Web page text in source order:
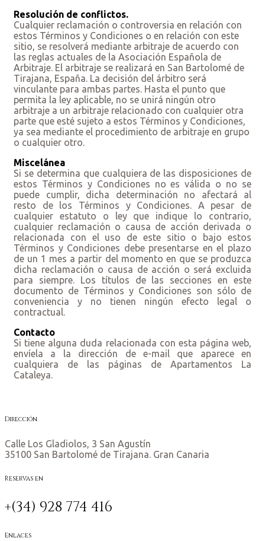
Resolución de conflictos.
Cualquier reclamación o controversia en relación con
estos Términos y Condiciones o en relación con este
sitio, se resolverá mediante arbitraje de acuerdo con
las reglas actuales de la Asociación Española de
Arbitraje. El arbitraje se realizará en San Bartolomé de
Tirajana, España. La decisión del árbitro será
vinculante para ambas partes. Hasta el punto que
permita la ley aplicable, no se unirá ningún otro
arbitraje a un arbitraje relacionado con cualquier otra
parte que esté sujeto a estos Términos y Condiciones,
ya sea mediante el procedimiento de arbitraje en grupo
o cualquier otro.
Miscelánea
Si se determina que cualquiera de las disposiciones de
estos Términos y Condiciones no es válida o no se
puede cumplir, dicha determinación no afectará al
resto de los Términos y Condiciones. A pesar de
cualquier estatuto o ley que indique lo contrario,
cualquier reclamación o causa de acción derivada o
relacionada con el uso de este sitio o bajo estos
Términos y Condiciones debe presentarse en el plazo
de un 1 mes a partir del momento en que se produzca
dicha reclamación o causa de acción o será excluida
para siempre. Los títulos de las secciones en este
documento de Términos y Condiciones son sólo de
conveniencia y no tienen ningún efecto legal o
contractual.
Contacto
Si tiene alguna duda relacionada con esta página web,
envíela a la dirección de e-mail que aparece en
cualquiera de las páginas de Apartamentos La
Cataleya.
Dirección
Calle Los Gladiolos, 3 San Agustín
35100 San Bartolomé de Tirajana. Gran Canaria
Reservas en
+(34) 928 774 416
Enlaces